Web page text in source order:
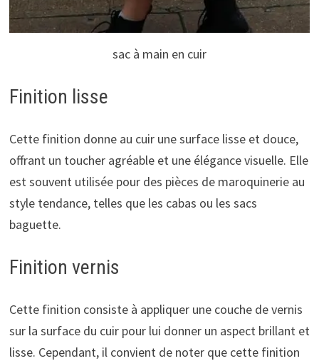
sac à main en cuir
Finition lisse
Cette finition donne au cuir une surface lisse et douce,
offrant un toucher agréable et une élégance visuelle. Elle
est souvent utilisée pour des pièces de maroquinerie au
style tendance, telles que les cabas ou les sacs
baguette.
Finition vernis
Cette finition consiste à appliquer une couche de vernis
sur la surface du cuir pour lui donner un aspect brillant et
lisse. Cependant, il convient de noter que cette finition